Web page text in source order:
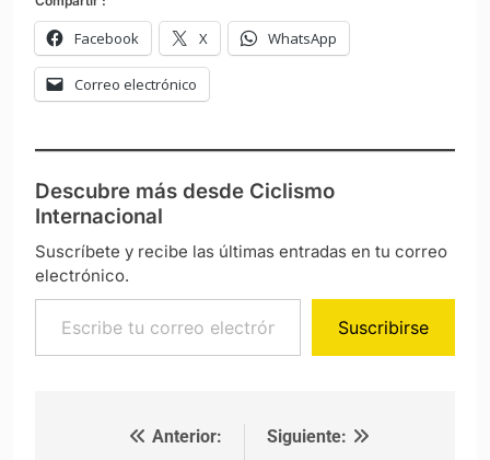
Facebook X WhatsApp
Correo electrónico
Descubre más desde Ciclismo
Internacional
Suscríbete y recibe las últimas entradas en tu correo
electrónico.
Escribe tu correo electrónico…
Suscribirse
Navegación de entradas
Anterior:
Siguiente: